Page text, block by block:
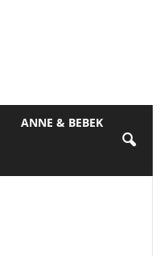
ANNE & BEBEK